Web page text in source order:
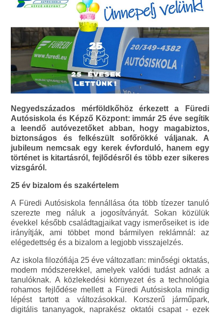
Negyedszázados mérföldkőhöz érkezett a Füredi
Autósiskola és Képző Központ: immár 25 éve segítik
a leendő autóvezetőket abban, hogy magabiztos,
biztonságos és felkészült sofőrökké váljanak. A
jubileum nemcsak egy kerek évforduló, hanem egy
történet is kitartásról, fejlődésről és több ezer sikeres
vizsgáról.
25 év bizalom és szakértelem
A Füredi Autósiskola fennállása óta több tízezer tanuló
szerezte meg náluk a jogosítványát. Sokan közülük
évekkel később családtagjaikat vagy ismerőseiket is ide
irányítják, ami többet mond bármilyen reklámnál: az
elégedettség és a bizalom a legjobb visszajelzés.
Az iskola filozófiája 25 éve változatlan: minőségi oktatás,
modern módszerekkel, amelyek valódi tudást adnak a
tanulóknak. A közlekedési környezet és a technológia
rohamos fejlődése mellett a Füredi Autósiskola mindig
lépést tartott a változásokkal. Korszerű járműpark,
digitális tananyagok, naprakész oktatói csapat - ezek